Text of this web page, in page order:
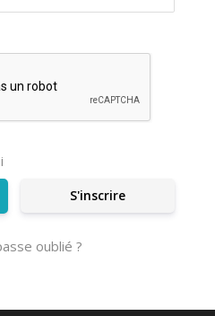
S'inscrire
oublié ?